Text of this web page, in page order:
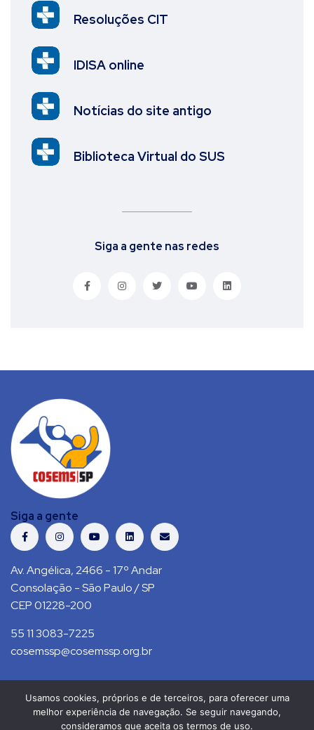
Resoluções CIT
IDISA online
Notícias do site antigo
Biblioteca Virtual do SUS
Siga a gente nas redes
Siga a gente
Av. Angélica, 2466 - 17º Andar
Consolação - São Paulo / SP
CEP 01228-200
55 11 3083-7225
cosemssp@cosemssp.org.br
Política de Privacidade Contato
Usamos cookies, próprios e de terceiros, para oferecer uma
melhor experiência de navegação. Se seguir navegando,
consideramos que aceita os termos de uso.